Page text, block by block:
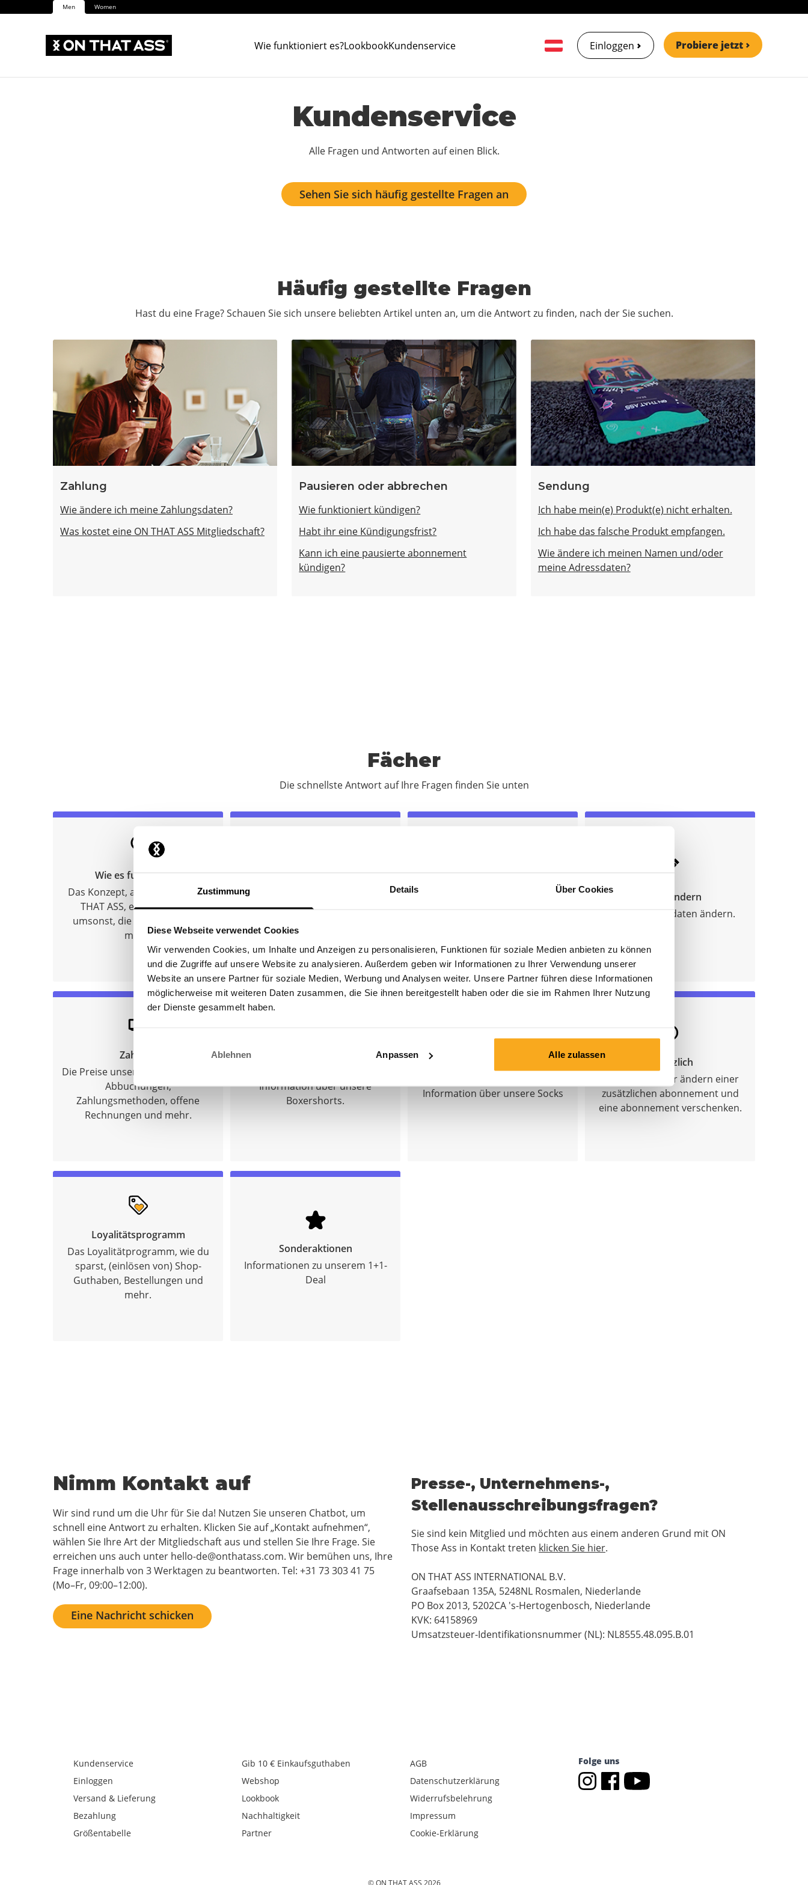
Zustimmung Details Über Cookies
Diese Webseite verwendet Cookies
Wir verwenden Cookies, um Inhalte und Anzeigen zu personalisieren, Funktionen für soziale Medien anbieten zu können
und die Zugriffe auf unsere Website zu analysieren. Außerdem geben wir Informationen zu Ihrer Verwendung unserer
Website an unsere Partner für soziale Medien, Werbung und Analysen weiter. Unsere Partner führen diese Informationen
möglicherweise mit weiteren Daten zusammen, die Sie ihnen bereitgestellt haben oder die sie im Rahmen Ihrer Nutzung
der Dienste gesammelt haben.
Ablehnen Anpassen Alle zulassen
Men Women
Wie funktioniert es?LookbookKundenservice Einloggen Probiere jetzt
Kundenservice
Alle Fragen und Antworten auf einen Blick.
Sehen Sie sich häufig gestellte Fragen an
Häufig gestellte Fragen
Hast du eine Frage? Schauen Sie sich unsere beliebten Artikel unten an, um die Antwort zu finden, nach der Sie suchen.
Zahlung
Wie ändere ich meine Zahlungsdaten?
Was kostet eine ON THAT ASS Mitgliedschaft?
Pausieren oder abbrechen
Wie funktioniert kündigen?
Habt ihr eine Kündigungsfrist?
Kann ich eine pausierte abonnement
kündigen?
Sendung
Ich habe mein(e) Produkt(e) nicht erhalten.
Ich habe das falsche Produkt empfangen.
Wie ändere ich meinen Namen und/oder
meine Adressdaten?
Fächer
Die schnellste Antwort auf Ihre Fragen finden Sie unten
Wie es funktioniert
Das Konzept, anmelden bei ON
THAT ASS, erstes Produkt
umsonst, die Bedenkzeit und
mehr.
kostenloser Versand, fehlende
Daten ändern
(Abonnement)daten ändern.
Zahlung
Die Preise unserer abonnements,
Abbuchungen,
Zahlungsmethoden, offene
Rechnungen und mehr.
Information über unsere
Boxershorts.
Information über unsere Socks
Zusätzlich
Hinzufügen oder ändern einer
zusätzlichen abonnement und
eine abonnement verschenken.
Loyalitätsprogramm
Das Loyalitätprogramm, wie du
sparst, (einlösen von) Shop-
Guthaben, Bestellungen und
mehr.
Sonderaktionen
Informationen zu unserem 1+1-
Deal
Nimm Kontakt auf
Wir sind rund um die Uhr für Sie da! Nutzen Sie unseren Chatbot, um
schnell eine Antwort zu erhalten. Klicken Sie auf „Kontakt aufnehmen“,
wählen Sie Ihre Art der Mitgliedschaft aus und stellen Sie Ihre Frage. Sie
erreichen uns auch unter hello-de@onthatass.com. Wir bemühen uns, Ihre
Frage innerhalb von 3 Werktagen zu beantworten. Tel: +31 73 303 41 75
(Mo–Fr, 09:00–12:00).
Eine Nachricht schicken
Presse-, Unternehmens-,
Stellenausschreibungsfragen?
Sie sind kein Mitglied und möchten aus einem anderen Grund mit ON
Those Ass in Kontakt treten klicken Sie hier.
ON THAT ASS INTERNATIONAL B.V.
Graafsebaan 135A, 5248NL Rosmalen, Niederlande
PO Box 2013, 5202CA 's-Hertogenbosch, Niederlande
KVK: 64158969
Umsatzsteuer-Identifikationsnummer (NL): NL8555.48.095.B.01
Kundenservice
Einloggen
Versand & Lieferung
Bezahlung
Größentabelle
Gib 10 € Einkaufsguthaben
Webshop
Lookbook
Nachhaltigkeit
Partner
AGB
Datenschutzerklärung
Widerrufsbelehrung
Impressum
Cookie-Erklärung
Folge uns
© ON THAT ASS 2026